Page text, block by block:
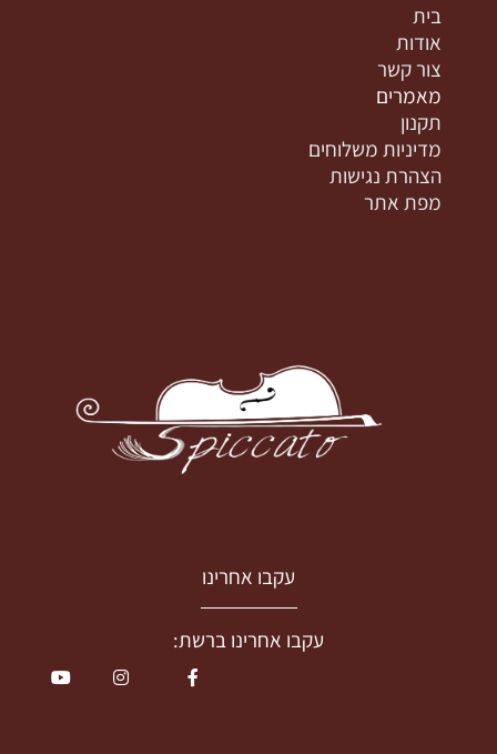
בית
אודות
צור קשר
מאמרים
תקנון
מדיניות משלוחים
הצהרת נגישות
מפת אתר
עקבו אחרינו
עקבו אחרינו ברשת: